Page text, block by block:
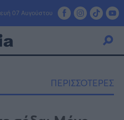
07 Αυγούστου
ΠΕΡΙΣΣΟΤΕΡΕΣ